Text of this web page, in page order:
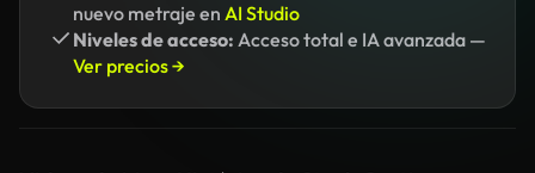
nuevo metraje en AI Studio
Niveles de acceso: Acceso total e IA avanzada —
Ver precios →